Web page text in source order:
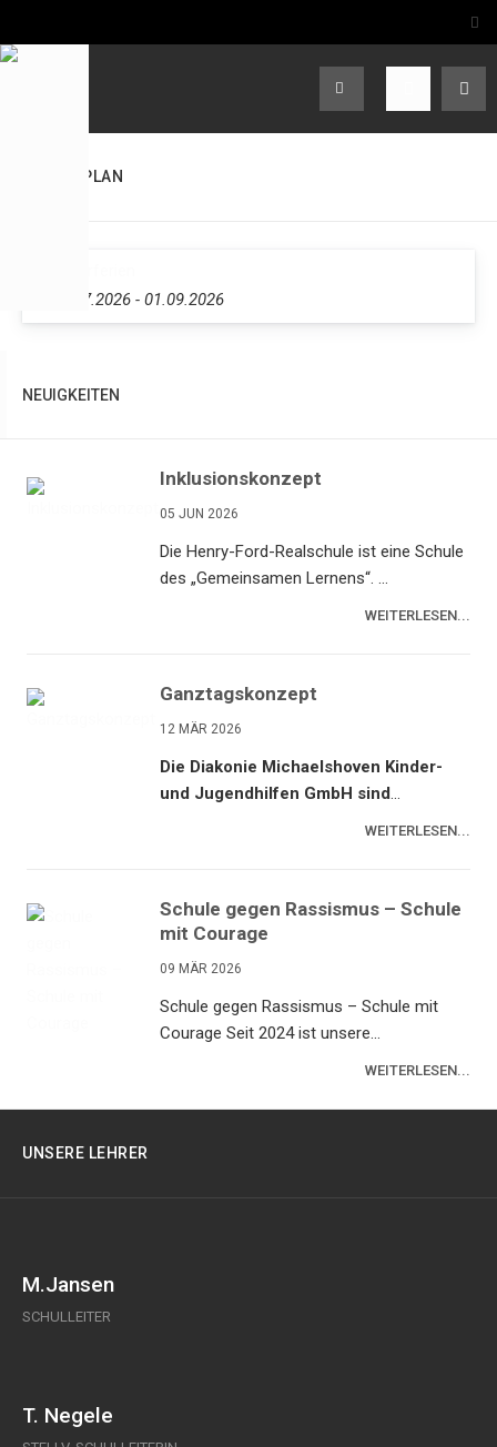
TERMINPLAN
20.07.2026 - 01.09.2026
NEUIGKEITEN
Inklusionskonzept
05 JUN 2026
Die Henry-Ford-Realschule ist eine Schule
des „Gemeinsamen Lernens“. ...
WEITERLESEN...
Ganztagskonzept
12 MÄR 2026
Die Diakonie Michaelshoven Kinder-
und Jugendhilfen GmbH sind...
WEITERLESEN...
Schule gegen Rassismus – Schule
mit Courage
09 MÄR 2026
Schule gegen Rassismus – Schule mit
Courage Seit 2024 ist unsere...
WEITERLESEN...
UNSERE LEHRER
M.Jansen
SCHULLEITER
T. Negele